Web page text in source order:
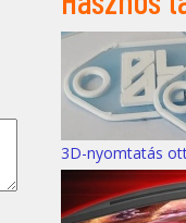
3D-nyomtatás